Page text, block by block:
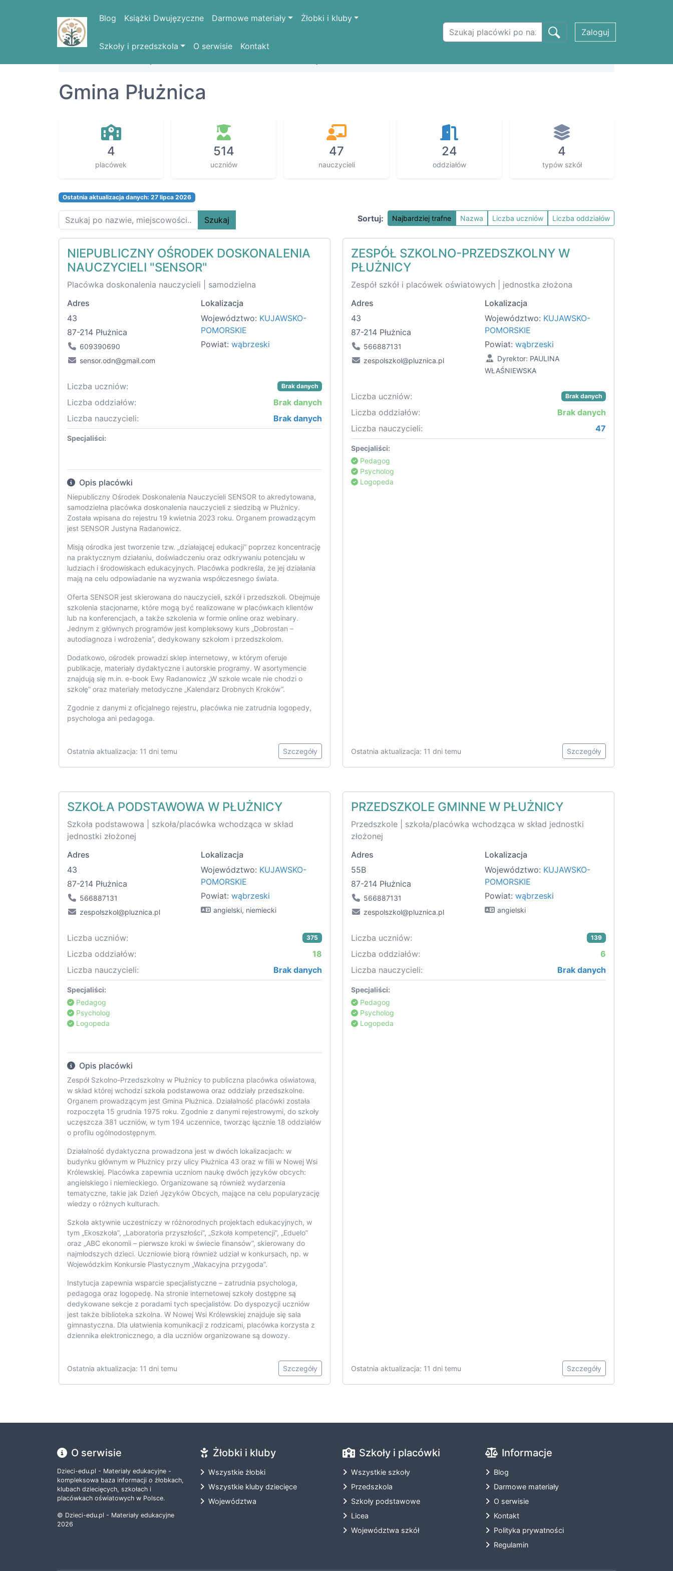
Blog Książki Dwujęzyczne Darmowe materiały Żłobki i kluby
Szkoły i przedszkola O serwisie Kontakt
Zaloguj
Gmina Płużnica
4
placówek
514
uczniów
47
nauczycieli
24
oddziałów
4
typów szkół
Ostatnia aktualizacja danych: 27 lipca 2026
Szukaj Sortuj: Najbardziej trafne Nazwa Liczba uczniów Liczba oddziałów
NIEPUBLICZNY OŚRODEK DOSKONALENIA
NAUCZYCIELI "SENSOR"
Placówka doskonalenia nauczycieli | samodzielna
Adres
43
87-214 Płużnica
609390690
sensor.odn@gmail.com
Lokalizacja
Województwo: KUJAWSKO-
POMORSKIE
Powiat: wąbrzeski
Liczba uczniów: Brak danych
Liczba oddziałów:
Brak danych
Liczba nauczycieli:
Brak danych
Specjaliści:
Opis placówki
Niepubliczny Ośrodek Doskonalenia Nauczycieli SENSOR to akredytowana,
samodzielna placówka doskonalenia nauczycieli z siedzibą w Płużnicy.
Została wpisana do rejestru 19 kwietnia 2023 roku. Organem prowadzącym
jest SENSOR Justyna Radanowicz.
Misją ośrodka jest tworzenie tzw. „działającej edukacji” poprzez koncentrację
na praktycznym działaniu, doświadczeniu oraz odkrywaniu potencjału w
ludziach i środowiskach edukacyjnych. Placówka podkreśla, że jej działania
mają na celu odpowiadanie na wyzwania współczesnego świata.
Oferta SENSOR jest skierowana do nauczycieli, szkół i przedszkoli. Obejmuje
szkolenia stacjonarne, które mogą być realizowane w placówkach klientów
lub na konferencjach, a także szkolenia w formie online oraz webinary.
Jednym z głównych programów jest kompleksowy kurs „Dobrostan –
autodiagnoza i wdrożenia”, dedykowany szkołom i przedszkolom.
Dodatkowo, ośrodek prowadzi sklep internetowy, w którym oferuje
publikacje, materiały dydaktyczne i autorskie programy. W asortymencie
znajdują się m.in. e-book Ewy Radanowicz „W szkole wcale nie chodzi o
szkołę” oraz materiały metodyczne „Kalendarz Drobnych Kroków”.
Zgodnie z danymi z oficjalnego rejestru, placówka nie zatrudnia logopedy,
psychologa ani pedagoga.
Ostatnia aktualizacja: 11 dni temu Szczegóły
ZESPÓŁ SZKOLNO-PRZEDSZKOLNY W
PŁUŻNICY
Zespół szkół i placówek oświatowych | jednostka złożona
Adres
43
87-214 Płużnica
566887131
zespolszkol@pluznica.pl
Lokalizacja
Województwo: KUJAWSKO-
POMORSKIE
Powiat: wąbrzeski
Dyrektor: PAULINA
WŁAŚNIEWSKA
Liczba uczniów: Brak danych
Liczba oddziałów:
Brak danych
Liczba nauczycieli:
47
Specjaliści:
Pedagog
Psycholog
Logopeda
Ostatnia aktualizacja: 11 dni temu Szczegóły
SZKOŁA PODSTAWOWA W PŁUŻNICY
Szkoła podstawowa | szkoła/placówka wchodząca w skład
jednostki złożonej
Adres
43
87-214 Płużnica
566887131
zespolszkol@pluznica.pl
Lokalizacja
Województwo: KUJAWSKO-
POMORSKIE
Powiat: wąbrzeski
angielski, niemiecki
Liczba uczniów: 375
Liczba oddziałów:
18
Liczba nauczycieli:
Brak danych
Specjaliści:
Pedagog
Psycholog
Logopeda
Opis placówki
Zespół Szkolno-Przedszkolny w Płużnicy to publiczna placówka oświatowa,
w skład której wchodzi szkoła podstawowa oraz oddziały przedszkolne.
Organem prowadzącym jest Gmina Płużnica. Działalność placówki została
rozpoczęta 15 grudnia 1975 roku. Zgodnie z danymi rejestrowymi, do szkoły
uczęszcza 381 uczniów, w tym 194 uczennice, tworząc łącznie 18 oddziałów
o profilu ogólnodostępnym.
Działalność dydaktyczna prowadzona jest w dwóch lokalizacjach: w
budynku głównym w Płużnicy przy ulicy Płużnica 43 oraz w filii w Nowej Wsi
Królewskiej. Placówka zapewnia uczniom naukę dwóch języków obcych:
angielskiego i niemieckiego. Organizowane są również wydarzenia
tematyczne, takie jak Dzień Języków Obcych, mające na celu popularyzację
wiedzy o różnych kulturach.
Szkoła aktywnie uczestniczy w różnorodnych projektach edukacyjnych, w
tym „Ekoszkoła”, „Laboratoria przyszłości”, „Szkoła kompetencji”, „Eduelo”
oraz „ABC ekonomii – pierwsze kroki w świecie finansów”, skierowany do
najmłodszych dzieci. Uczniowie biorą również udział w konkursach, np. w
Wojewódzkim Konkursie Plastycznym „Wakacyjna przygoda”.
Instytucja zapewnia wsparcie specjalistyczne – zatrudnia psychologa,
pedagoga oraz logopedę. Na stronie internetowej szkoły dostępne są
dedykowane sekcje z poradami tych specjalistów. Do dyspozycji uczniów
jest także biblioteka szkolna. W Nowej Wsi Królewskiej znajduje się sala
gimnastyczna. Dla ułatwienia komunikacji z rodzicami, placówka korzysta z
dziennika elektronicznego, a dla uczniów organizowane są dowozy.
Ostatnia aktualizacja: 11 dni temu Szczegóły
PRZEDSZKOLE GMINNE W PŁUŻNICY
Przedszkole | szkoła/placówka wchodząca w skład jednostki
złożonej
Adres
55B
87-214 Płużnica
566887131
zespolszkol@pluznica.pl
Lokalizacja
Województwo: KUJAWSKO-
POMORSKIE
Powiat: wąbrzeski
angielski
Liczba uczniów: 139
Liczba oddziałów:
6
Liczba nauczycieli:
Brak danych
Specjaliści:
Pedagog
Psycholog
Logopeda
Ostatnia aktualizacja: 11 dni temu Szczegóły
O serwisie
Dzieci-edu.pl - Materiały edukacyjne -
kompleksowa baza informacji o żłobkach,
klubach dziecięcych, szkołach i
placówkach oświatowych w Polsce.
© Dzieci-edu.pl - Materiały edukacyjne
2026
Żłobki i kluby
Wszystkie żłobki
Wszystkie kluby dziecięce
Województwa
Szkoły i placówki
Wszystkie szkoły
Przedszkola
Szkoły podstawowe
Licea
Województwa szkół
Informacje
Blog
Darmowe materiały
O serwisie
Kontakt
Polityka prywatności
Regulamin